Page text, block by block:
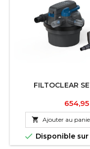
FILTOCLEAR
Prix
 Ajouter au
 Disponible